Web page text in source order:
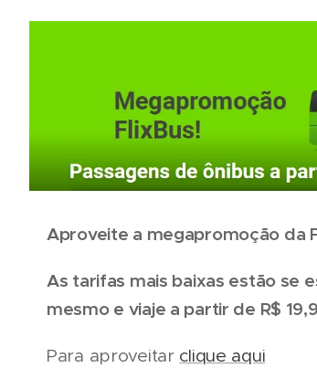
Aproveite a megapromoção da
As tarifas mais baixas estão se
mesmo e viaje a partir de R$
Para aproveitar clique aqui